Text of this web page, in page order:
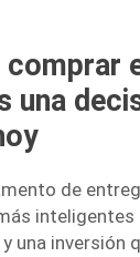
comprar
una
de
inteligentes
una inversión